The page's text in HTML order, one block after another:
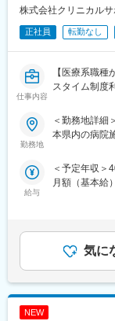
ております。
【未経験安心
■導入研修(入
機法やGCP
学びます。各
■継続研修：
アップを図っ
【お客様先（
■医療機関は
【キャリアパ
■約4～5年後
ています。更
株式会社クリニカルサ
正社員 転勤なし
仕事内容
【医療系職
スタイム制度
【はじめに】
となり、臨床
す。
らに製薬企業
いただく患者
【働き方◎の
■大規模病院
勤務地
＜勤務地詳細
本県内の病院
給与
＜予定年収＞
月額（基本給
有＜給与補足
秀成績者は別
チーフ、500
万円（手当込
分賃金はあく
気に
NEW